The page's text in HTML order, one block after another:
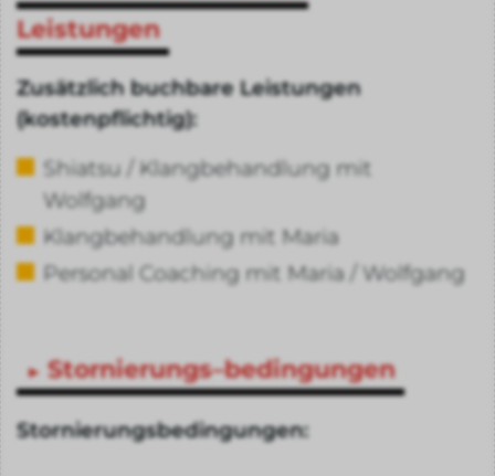
Leistungen
Zusätzlich buchbare Leistungen
(kostenpflichtig):
Shiatsu / Klangbehandlung mit
Wolfgang
Klangbehandlung mit Maria
Personal Coaching mit Maria / Wolfgang
Stornierungs–bedingungen
Stornierungsbedingungen: